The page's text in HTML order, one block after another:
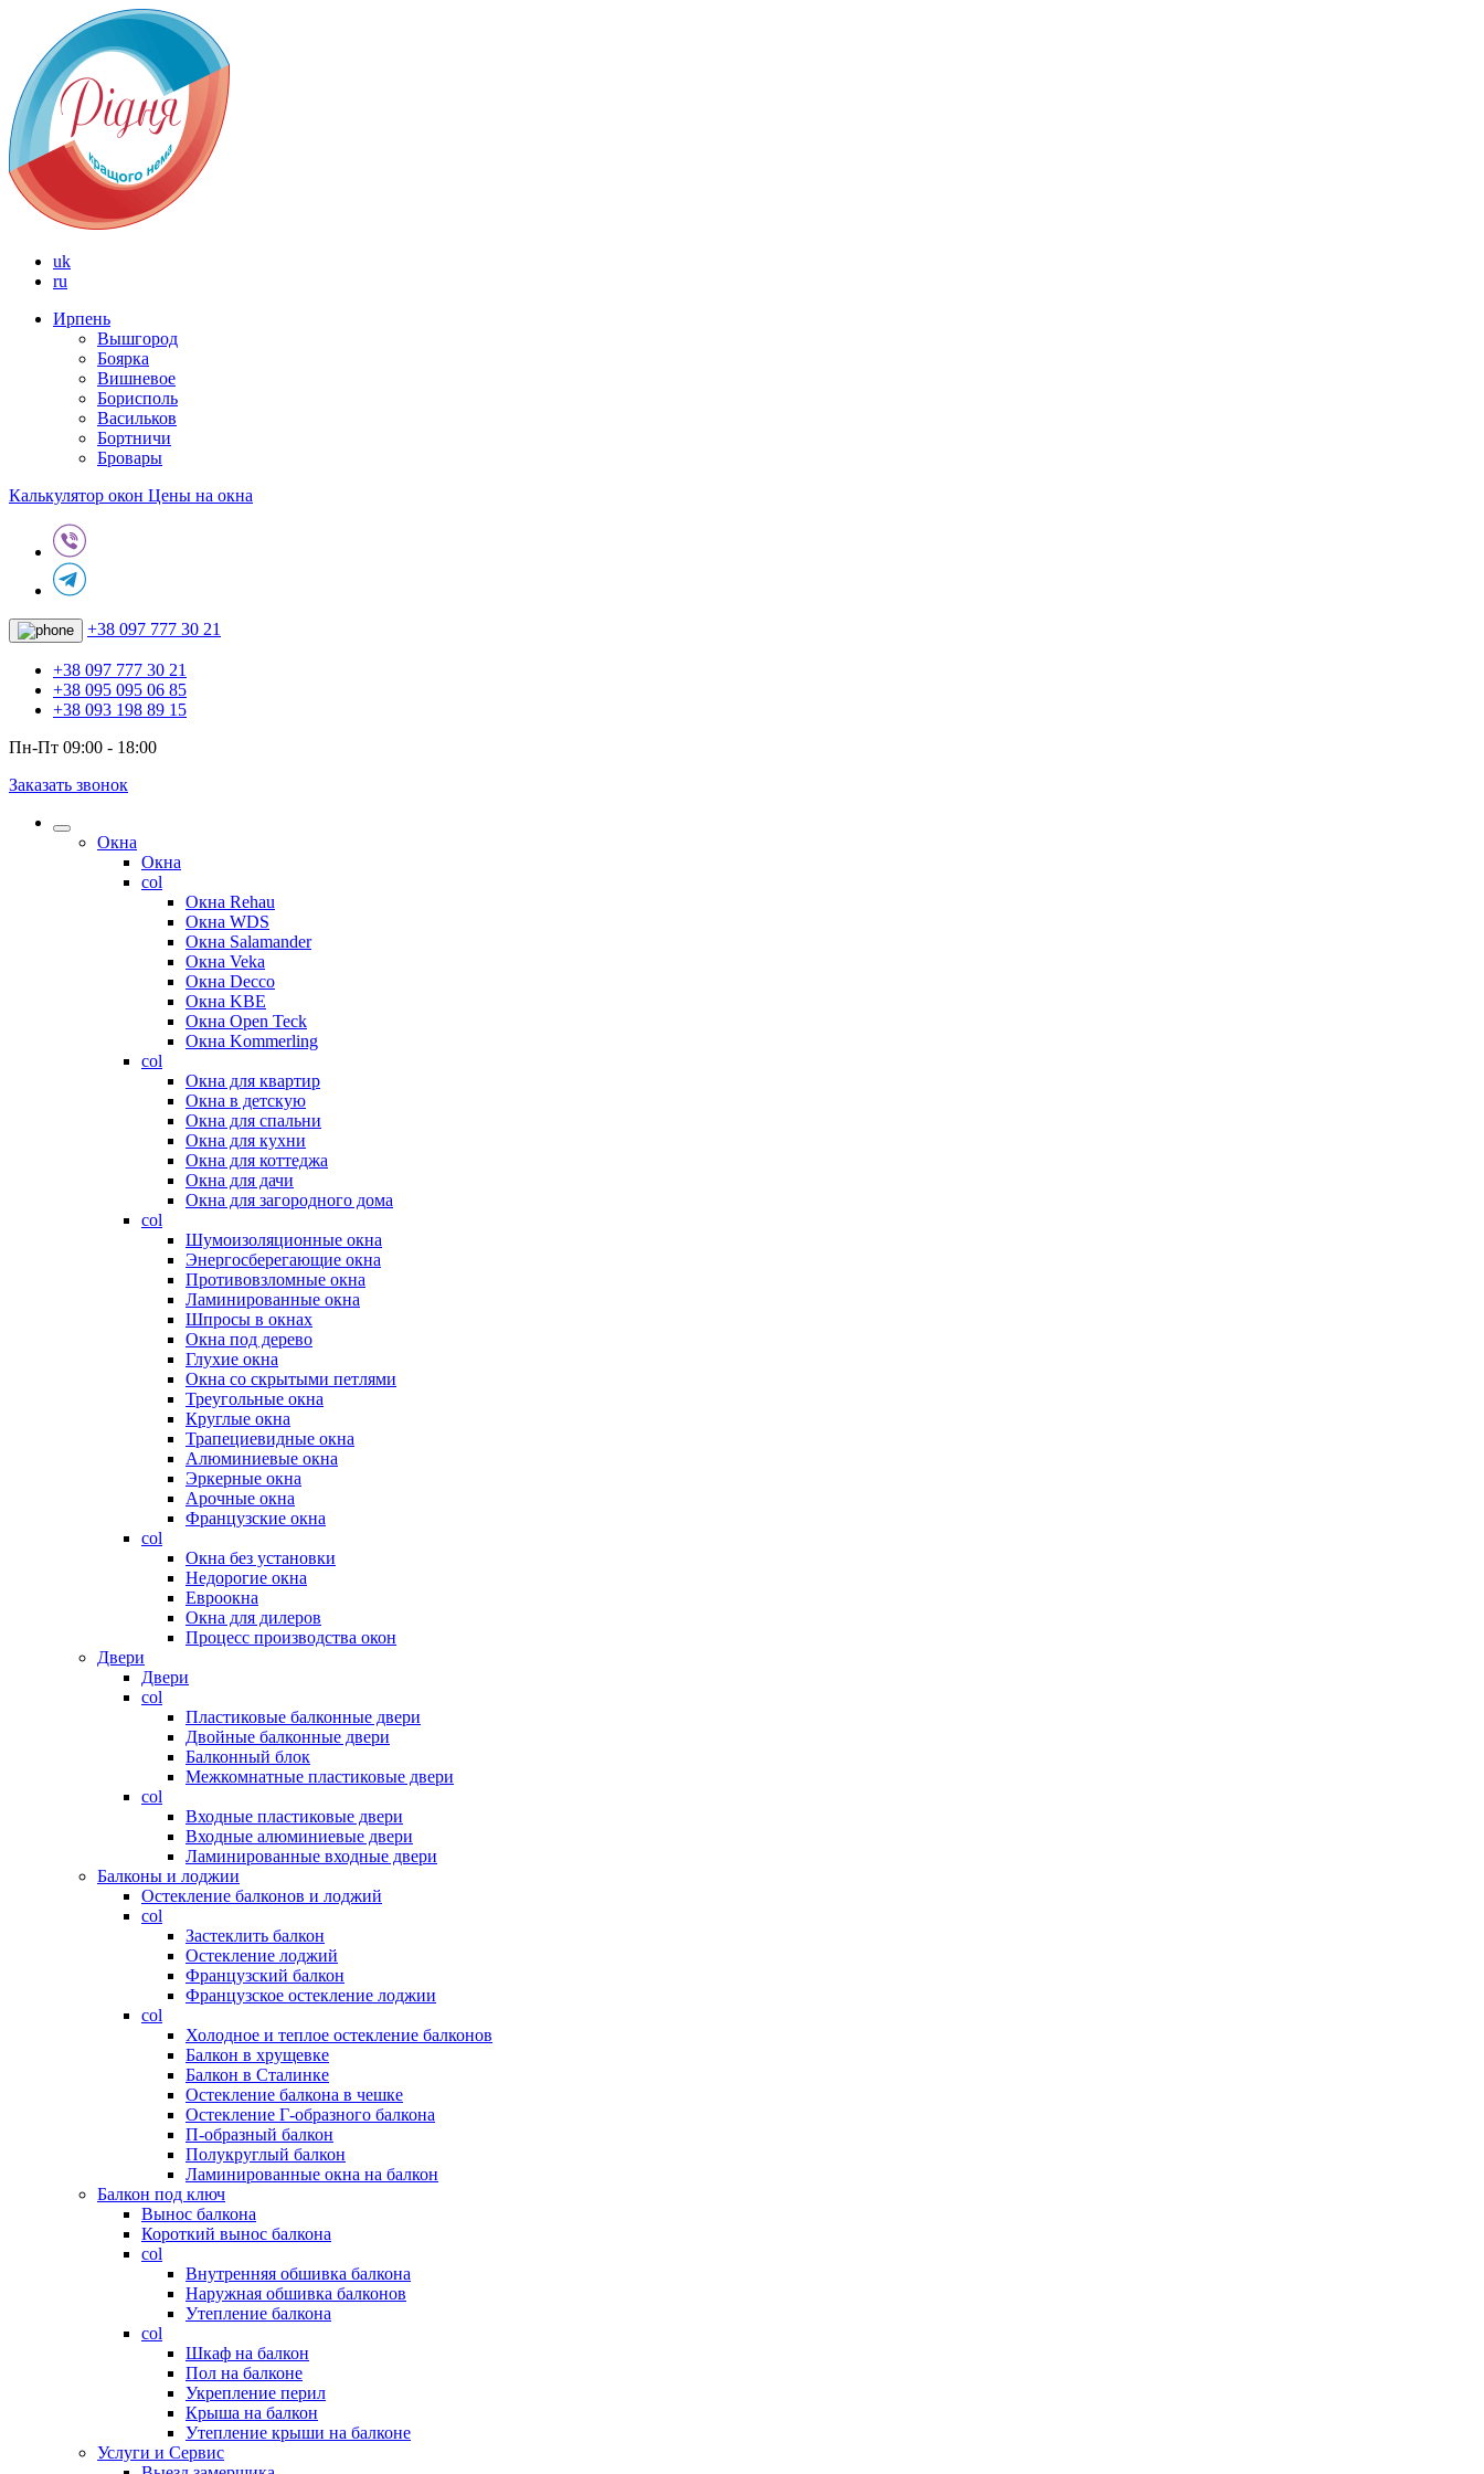
uk
ru
Ирпень
Вышгород
Боярка
Вишневое
Борисполь
Васильков
Бортничи
Бровары
Калькулятор окон Цены на окна
+38 097 777 30 21
+38 097 777 30 21
+38 095 095 06 85
+38 093 198 89 15
Пн-Пт 09:00 - 18:00
Заказать звонок
Окна
Окна
col
Окна Rehau
Окна WDS
Окна Salamander
Окна Veka
Окна Decco
Окна KBE
Окна Open Teck
Окна Kommerling
col
Окна для квартир
Окна в детскую
Окна для спальни
Окна для кухни
Окна для коттеджа
Окна для дачи
Окна для загородного дома
col
Шумоизоляционные окна
Энергосберегающие окна
Противовзломные окна
Ламинированные окна
Шпросы в окнах
Окна под дерево
Глухие окна
Окна со скрытыми петлями
Треугольные окна
Круглые окна
Трапециевидные окна
Алюминиевые окна
Эркерные окна
Арочные окна
Французские окна
col
Окна без установки
Недорогие окна
Евроокна
Окна для дилеров
Процесс производства окон
Двери
Двери
col
Пластиковые балконные двери
Двойные балконные двери
Балконный блок
Межкомнатные пластиковые двери
col
Входные пластиковые двери
Входные алюминиевые двери
Ламинированные входные двери
Балконы и лоджии
Остекление балконов и лоджий
col
Застеклить балкон
Остекление лоджий
Французский балкон
Французское остекление лоджии
col
Холодное и теплое остекление балконов
Балкон в хрущевке
Балкон в Сталинке
Остекление балкона в чешке
Остекление Г-образного балкона
П-образный балкон
Полукруглый балкон
Ламинированные окна на балкон
Балкон под ключ
Вынос балкона
Короткий вынос балкона
col
Внутренняя обшивка балкона
Наружная обшивка балконов
Утепление балкона
col
Шкаф на балкон
Пол на балконе
Укрепление перил
Крыша на балкон
Утепление крыши на балконе
Услуги и Сервис